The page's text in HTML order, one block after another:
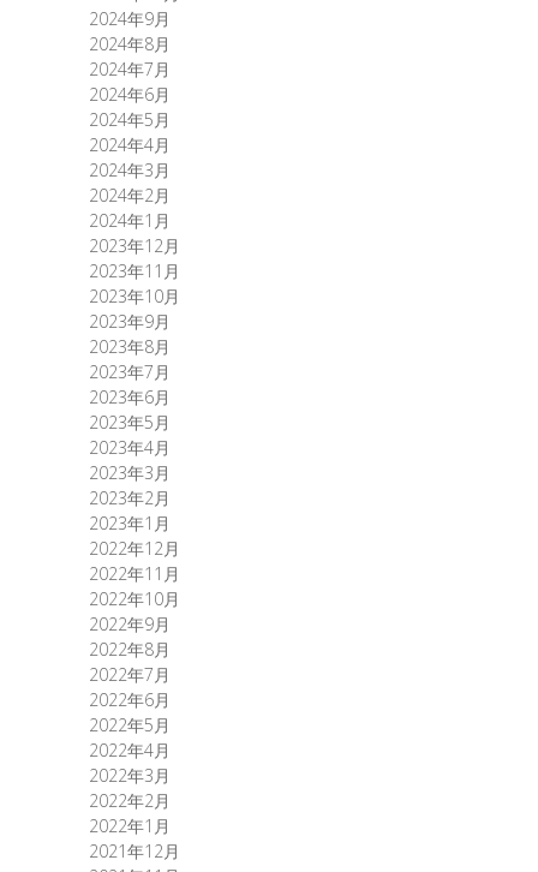
2024年9月
2024年8月
2024年7月
2024年6月
2024年5月
2024年4月
2024年3月
2024年2月
2024年1月
2023年12月
2023年11月
2023年10月
2023年9月
2023年8月
2023年7月
2023年6月
2023年5月
2023年4月
2023年3月
2023年2月
2023年1月
2022年12月
2022年11月
2022年10月
2022年9月
2022年8月
2022年7月
2022年6月
2022年5月
2022年4月
2022年3月
2022年2月
2022年1月
2021年12月